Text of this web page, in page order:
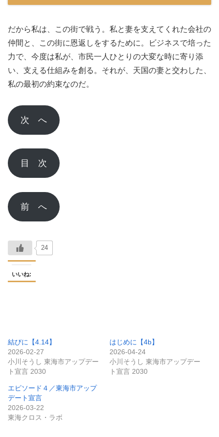
だから私は、この街で戦う。私と妻を支えてくれた会社の
仲間と、この街に恩返しをするために。ビジネスで培った
力で、今度は私が、市民一人ひとりの大変な時に寄り添
い、支える仕組みを創る。それが、天国の妻と交わした、
私の最初の約束なのだ。
次 へ
目 次
前 へ
24
いいね:
結びに【4.14】
2026-02-27
小川そうし 東海市アップデー
ト宣言 2030
はじめに【4b】
2026-04-24
小川そうし 東海市アップデー
ト宣言 2030
エピソード４／東海市アップ
デート宣言
2026-03-22
東海クロス・ラボ